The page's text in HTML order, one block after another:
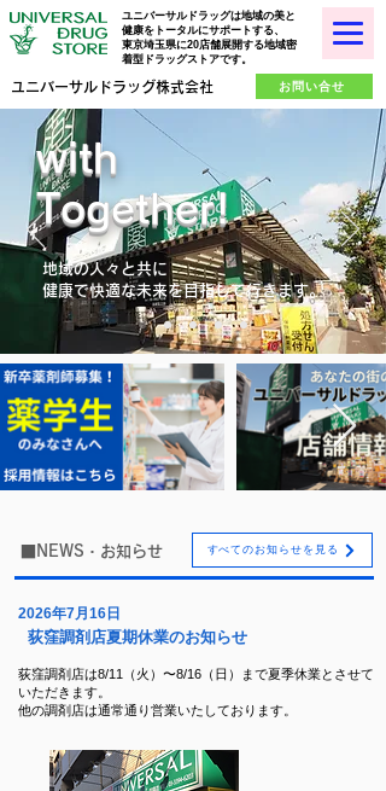
ユニバーサルドラッグは地域の美と
健康をトータルにサポートする、
東京埼玉県に20店舗展開する地域密
着型ドラッグストアです。
ユニバーサルドラッグ株式会社 お問い合せ
with
Together!
地域の人々と共に
​健康で快適な未来を目指して行きます。
■NEWS ・お知らせ すべてのお知らせを見る
2026年7月16日
荻窪調剤店夏期休業のお知らせ
荻窪調剤店は8/11（火）〜8/16（日）まで夏季休業とさせて
いただきます。
他の調剤店は通常通り営業いたしております。